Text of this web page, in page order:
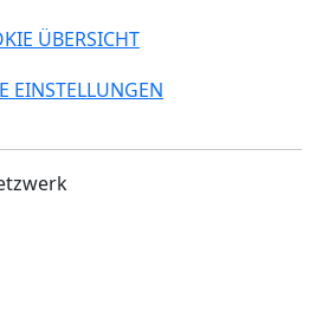
ÜBERSICHT
EINSTELLUNGEN